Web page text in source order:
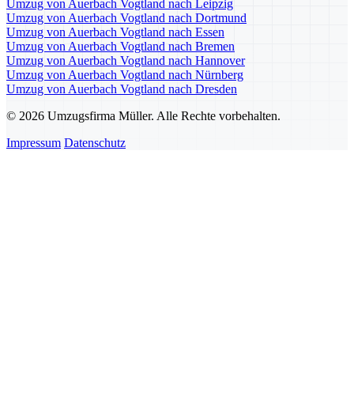
Umzug von Auerbach Vogtland nach Leipzig
Umzug von Auerbach Vogtland nach Dortmund
Umzug von Auerbach Vogtland nach Essen
Umzug von Auerbach Vogtland nach Bremen
Umzug von Auerbach Vogtland nach Hannover
Umzug von Auerbach Vogtland nach Nürnberg
Umzug von Auerbach Vogtland nach Dresden
© 2026 Umzugsfirma Müller. Alle Rechte vorbehalten.
Impressum Datenschutz